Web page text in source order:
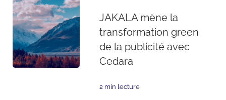
JAKALA mène la
transformation green
de la publicité avec
Cedara
2 min lecture